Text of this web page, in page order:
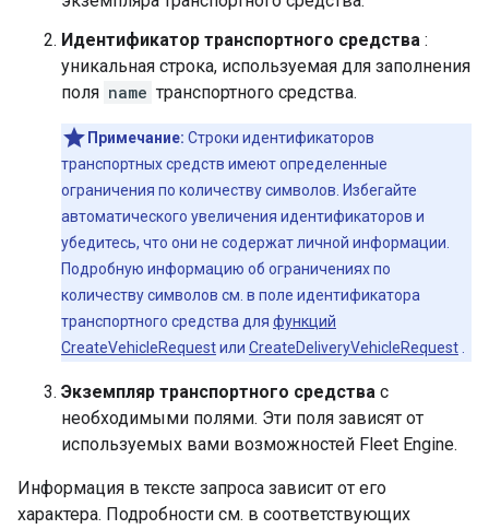
Идентификатор транспортного средства :
уникальная строка, используемая для заполнения
поля name транспортного средства.
Примечание: Строки идентификаторов
транспортных средств имеют определенные
ограничения по количеству символов. Избегайте
автоматического увеличения идентификаторов и
убедитесь, что они не содержат личной информации.
Подробную информацию об ограничениях по
количеству символов см. в поле идентификатора
транспортного средства для функций
CreateVehicleRequestили CreateDeliveryVehicleRequest
Экземпляр транспортного средства с
необходимыми полями. Эти поля зависят от
используемых вами возможностей Fleet Engine.
Информация в тексте запроса зависит от его
характера. Подробности см. в соответствующих